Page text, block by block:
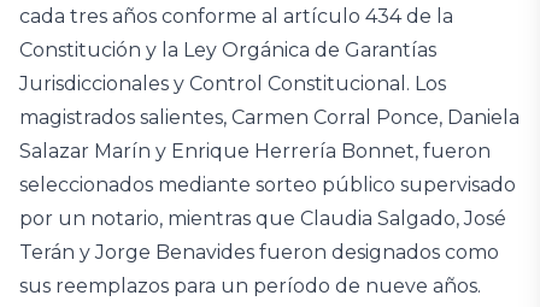
cada tres años conforme al artículo 434 de la
Constitución y la Ley Orgánica de Garantías
Jurisdiccionales y Control Constitucional. Los
magistrados salientes, Carmen Corral Ponce, Daniela
Salazar Marín y Enrique Herrería Bonnet, fueron
seleccionados mediante sorteo público supervisado
por un notario, mientras que Claudia Salgado, José
Terán y Jorge Benavides fueron designados como
sus reemplazos para un período de nueve años.